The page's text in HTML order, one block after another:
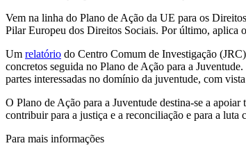
Vem na linha do Plano de Ação da UE para os
Pilar Europeu dos Direitos Sociais. Por último, aplica
Um relatório do Centro Comum de Investigação
concretos seguida no Plano de Ação para a
partes interessadas no domínio da juventude, com
O Plano de Ação para a Juventude destina-se a
contribuir para a justiça e a reconciliação e para a luta
Para mais informações